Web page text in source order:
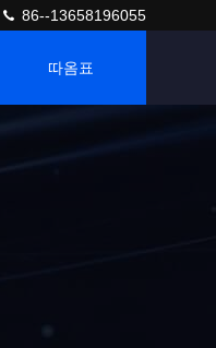
86--13658196055
따옴표